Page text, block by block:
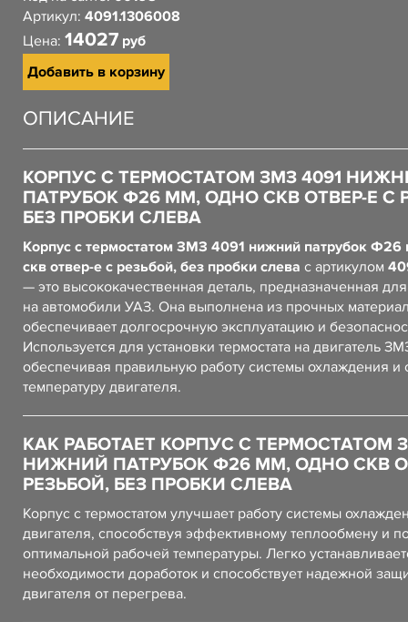
Артикул: 4091.1306008
Цена: 14027 руб
Добавить в корзину
ОПИСАНИЕ
КОРПУС С ТЕРМОСТАТОМ ЗМЗ 4091
ПАТРУБОК Ф26 ММ, ОДНО СКВ ОТВЕР-Е С
БЕЗ ПРОБКИ СЛЕВА
Корпус с термостатом ЗМЗ 4091 нижний патрубок Ф26
скв отвер-е с резьбой, без пробки слева с артикулом
— это высококачественная деталь, предназначенная
на автомобили УАЗ. Она выполнена из прочных
обеспечивает долгосрочную эксплуатацию и
Используется для установки термостата на двигатель
обеспечивая правильную работу системы охлаждения и
температуру двигателя.
КАК РАБОТАЕТ КОРПУС С ТЕРМОСТАТОМ
НИЖНИЙ ПАТРУБОК Ф26 ММ, ОДНО СКВ
РЕЗЬБОЙ, БЕЗ ПРОБКИ СЛЕВА
Корпус с термостатом улучшает работу системы
двигателя, способствуя эффективному теплообмену и
оптимальной рабочей температуры. Легко
необходимости доработок и способствует надежной
двигателя от перегрева.